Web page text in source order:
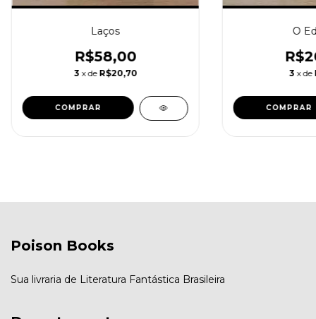
Laços
R$58,00
3 x de R$20,70
O
3 x de
Poison Books
Sua livraria de Literatura Fantástica Brasileira